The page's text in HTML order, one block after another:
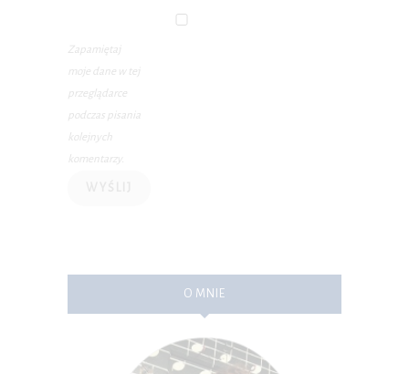
Zapamiętaj
moje dane w tej
przeglądarce
podczas pisania
kolejnych
komentarzy.
O MNIE